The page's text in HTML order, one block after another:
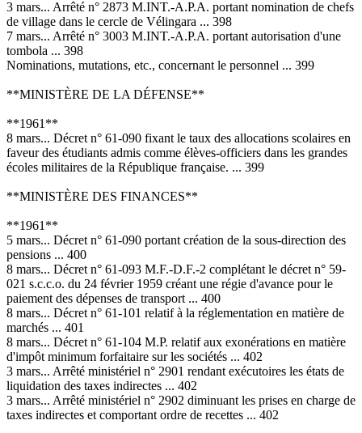
3 mars... Arrêté n° 2873 M.INT.-A.P.A. portant nomination de chefs
de village dans le cercle de Vélingara ... 398
7 mars... Arrêté n° 3003 M.INT.-A.P.A. portant autorisation d'une
tombola ... 398
Nominations, mutations, etc., concernant le personnel ... 399
**MINISTÈRE DE LA DÉFENSE**
**1961**
8 mars... Décret n° 61-090 fixant le taux des allocations scolaires en
faveur des étudiants admis comme élèves-officiers dans les grandes
écoles militaires de la République française. ... 399
**MINISTÈRE DES FINANCES**
**1961**
5 mars... Décret n° 61-090 portant création de la sous-direction des
pensions ... 400
8 mars... Décret n° 61-093 M.F.-D.F.-2 complétant le décret n° 59-
021 s.c.c.o. du 24 février 1959 créant une régie d'avance pour le
paiement des dépenses de transport ... 400
8 mars... Décret n° 61-101 relatif à la réglementation en matière de
marchés ... 401
8 mars... Décret n° 61-104 M.P. relatif aux exonérations en matière
d'impôt minimum forfaitaire sur les sociétés ... 402
3 mars... Arrêté ministériel n° 2901 rendant exécutoires les états de
liquidation des taxes indirectes ... 402
3 mars... Arrêté ministériel n° 2902 diminuant les prises en charge de
taxes indirectes et comportant ordre de recettes ... 402